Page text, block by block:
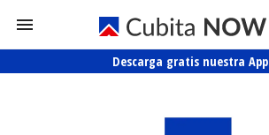
Descarga gratis nuestra App